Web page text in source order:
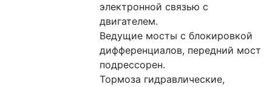
электронной связью с
двигателем.
Ведущие мосты с блокировкой
дифференциалов, передний мост
подрессорен.
Тормоза гидравлические,